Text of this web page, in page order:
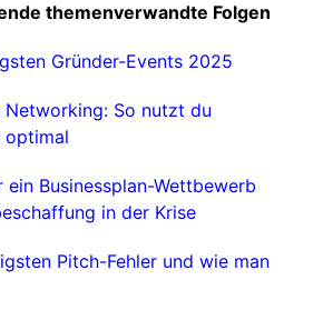
themenverwandte Folgen
Gründer-Events 2025
So nutzt du
optimal
Businessplan-Wettbewerb
in der Krise
Pitch-Fehler und wie man